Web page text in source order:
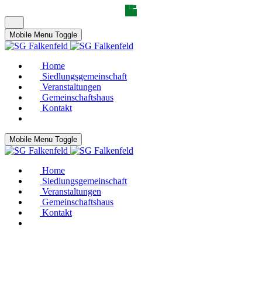
Mobile Menu Toggle
Home
Siedlungsgemeinschaft
Veranstaltungen
Gemeinschaftshaus
Kontakt
Mobile Menu Toggle
Home
Siedlungsgemeinschaft
Veranstaltungen
Gemeinschaftshaus
Kontakt